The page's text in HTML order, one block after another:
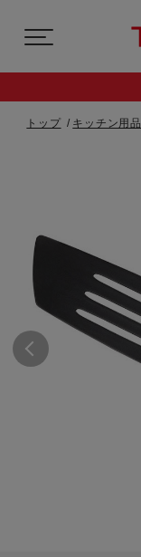
トップ キッチン用品